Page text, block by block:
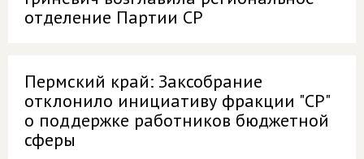
отделение Партии СР
Пермский край: Заксобрание
отклонило инициативу фракции "СР"
о поддержке работников бюджетной
сферы